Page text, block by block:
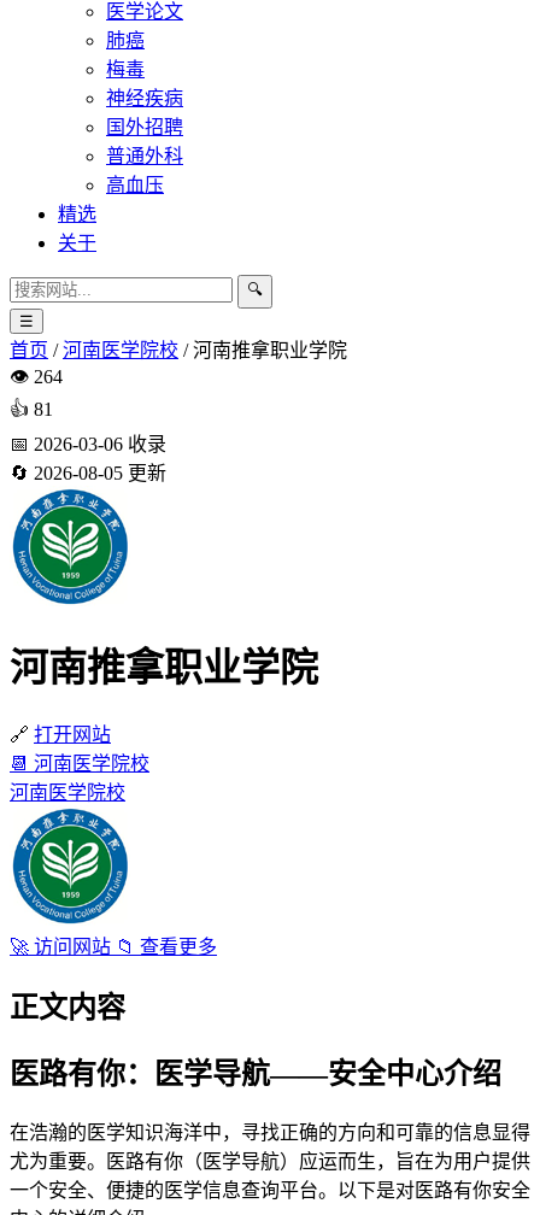
医学论文
肺癌
梅毒
神经疾病
国外招聘
普通外科
高血压
精选
关于
🔍
☰
首页 / 河南医学院校 / 河南推拿职业学院
👁️ 264
👍 81
📅 2026-03-06 收录
🔄 2026-08-05 更新
河南推拿职业学院
🔗 打开网站
📆 河南医学院校
河南医学院校
🚀 访问网站 📁 查看更多
正文内容
医路有你：医学导航——安全中心介绍
在浩瀚的医学知识海洋中，寻找正确的方向和可靠的信息显得
尤为重要。医路有你（医学导航）应运而生，旨在为用户提供
一个安全、便捷的医学信息查询平台。以下是对医路有你安全